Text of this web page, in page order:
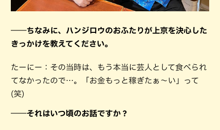
――ちなみに、ハンジロウのおふたりが上京を決心した
きっかけを教えてください。
たーにー：その当時は、もう本当に芸人として食べられ
てなかったので…。「お金もっと稼ぎたぁ～い」って
(笑)
――それはいつ頃のお話ですか？